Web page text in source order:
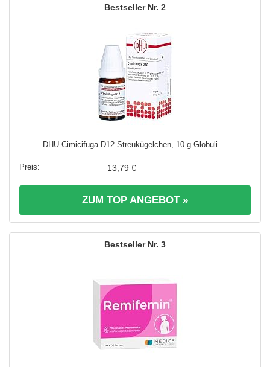
2
DHU Cimicifuga D12 Streukügelchen, 10 g Globuli ...
13,79 €
ZUM TOP ANGEBOT »
3